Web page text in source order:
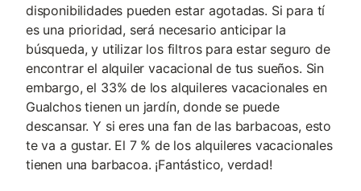
disponibilidades pueden estar agotadas. Si para tí
es una prioridad, será necesario anticipar la
búsqueda, y utilizar los filtros para estar seguro de
encontrar el alquiler vacacional de tus sueños. Sin
embargo, el 33% de los alquileres vacacionales en
Gualchos tienen un jardín, donde se puede
descansar. Y si eres una fan de las barbacoas, esto
te va a gustar. El 7 % de los alquileres vacacionales
tienen una barbacoa. ¡Fantástico, verdad!